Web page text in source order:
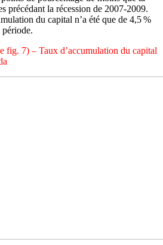
précédant la récession de 2007-2009.
du capital n’a été que de 4,5 %
fig. 7) – Taux d’accumulation du capital